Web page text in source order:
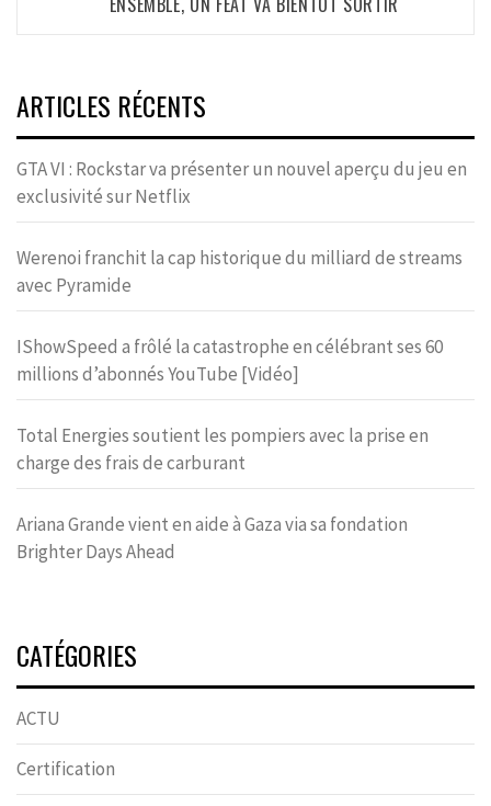
ARTICLES RÉCENTS
GTA VI : Rockstar va présenter un nouvel aperçu du jeu en
exclusivité sur Netflix
Werenoi franchit la cap historique du milliard de streams
avec Pyramide
IShowSpeed a frôlé la catastrophe en célébrant ses 60
millions d’abonnés YouTube [Vidéo]
Total Energies soutient les pompiers avec la prise en
charge des frais de carburant
Ariana Grande vient en aide à Gaza via sa fondation
Brighter Days Ahead
CATÉGORIES
ACTU
Certification